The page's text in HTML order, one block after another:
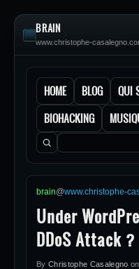
BRAIN
www.christophe-
HOME BLOG QUI
BIOHACKING
Rechercher :
brain@www.christophe-
Under
DDoS Attack
By Christophe Casalegno on